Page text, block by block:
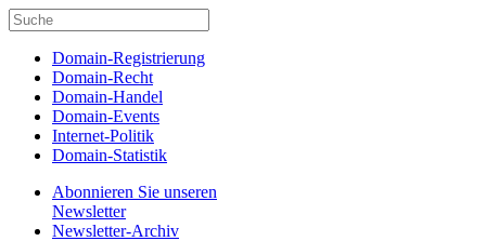
Domain-Registrierung
Domain-Recht
Domain-Handel
Domain-Events
Internet-Politik
Domain-Statistik
Abonnieren Sie unseren
Newsletter
Newsletter-Archiv